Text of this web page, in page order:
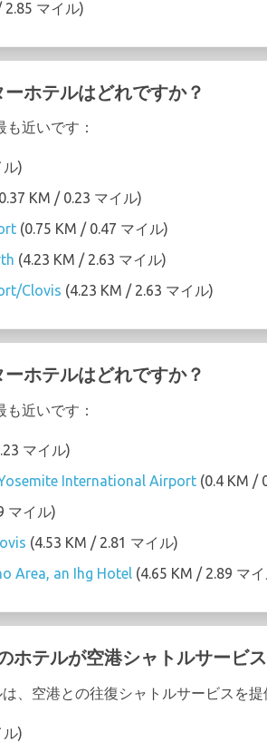
2.85 マイル)
ホテルはどれですか？
近いです：
ル)
KM / 0.23 マイル)
(0.75 KM / 0.47 マイル)
(4.23 KM / 2.63 マイル)
Clovis (4.23 KM / 2.63 マイル)
ホテルはどれですか？
近いです：
マイル)
International Airport (0.4 KM /
マイル)
(4.53 KM / 2.81 マイル)
Area, an Ihg Hotel (4.65 KM / 2.89 マ
テルが空港シャトルサービ
、空港との往復シャトルサービスを提
ル)